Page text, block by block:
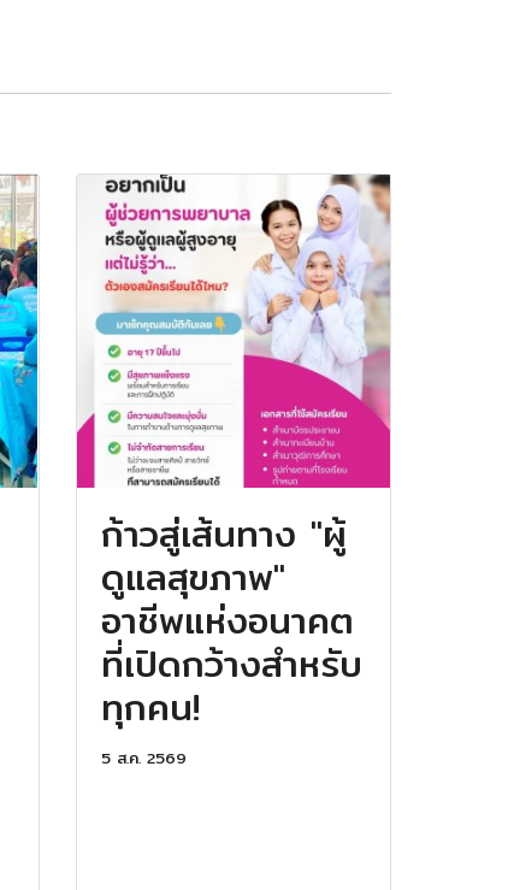
ก้าวสู่เส้นทาง "ผู้
ดูแลสุขภาพ"
อาชีพแห่งอนาคต
ที่เปิดกว้างสำหรับ
ทุกคน!
5 ส.ค. 2569